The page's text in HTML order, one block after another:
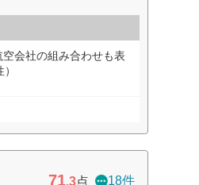
会社の組み合わせも表
71.3点 18件